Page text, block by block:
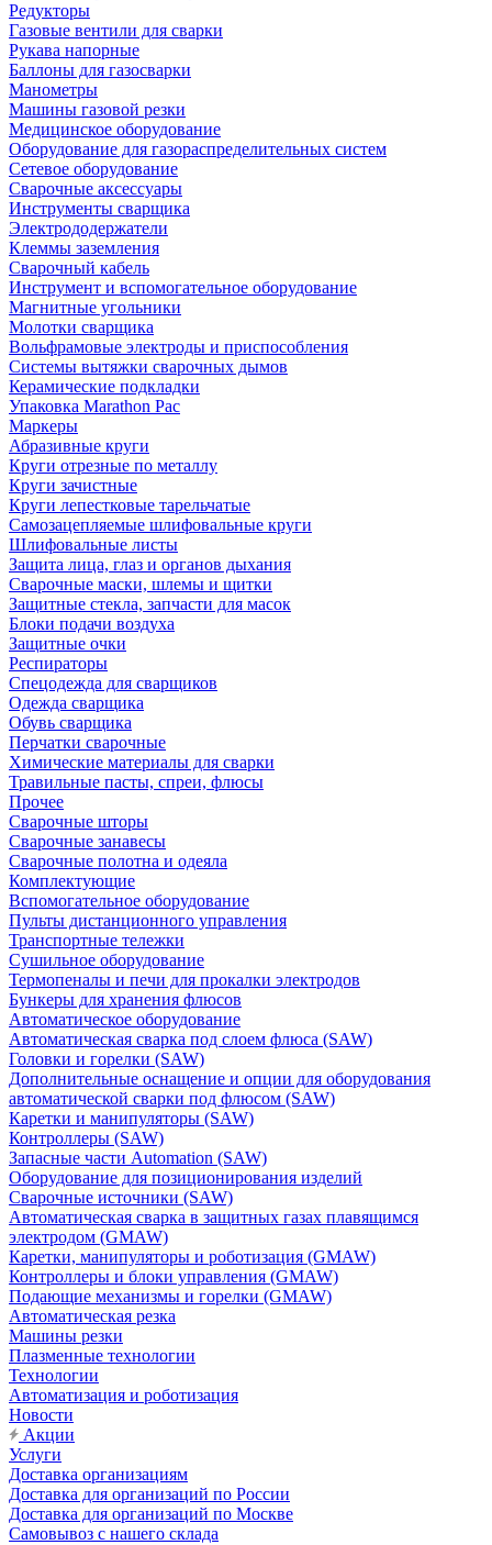
Редукторы
Газовые вентили для сварки
Рукава напорные
Баллоны для газосварки
Манометры
Машины газовой резки
Медицинское оборудование
Оборудование для газораспределительных систем
Сетевое оборудование
Сварочные аксессуары
Инструменты сварщика
Электрододержатели
Клеммы заземления
Сварочный кабель
Инструмент и вспомогательное оборудование
Магнитные угольники
Молотки сварщика
Вольфрамовые электроды и приспособления
Системы вытяжки сварочных дымов
Керамические подкладки
Упаковка Marathon Pac
Маркеры
Абразивные круги
Круги отрезные по металлу
Круги зачистные
Круги лепестковые тарельчатые
Самозацепляемые шлифовальные круги
Шлифовальные листы
Защита лица, глаз и органов дыхания
Сварочные маски, шлемы и щитки
Защитные стекла, запчасти для масок
Блоки подачи воздуха
Защитные очки
Респираторы
Спецодежда для сварщиков
Одежда сварщика
Обувь сварщика
Перчатки сварочные
Химические материалы для сварки
Травильные пасты, спреи, флюсы
Прочее
Сварочные шторы
Сварочные занавесы
Сварочные полотна и одеяла
Комплектующие
Вспомогательное оборудование
Пульты дистанционного управления
Транспортные тележки
Сушильное оборудование
Термопеналы и печи для прокалки электродов
Бункеры для хранения флюсов
Автоматическое оборудование
Автоматическая сварка под слоем флюса (SAW)
Головки и горелки (SAW)
Дополнительные оснащение и опции для оборудования
автоматической сварки под флюсом (SAW)
Каретки и манипуляторы (SAW)
Контроллеры (SAW)
Запасные части Automation (SAW)
Оборудование для позиционирования изделий
Сварочные источники (SAW)
Автоматическая сварка в защитных газах плавящимся
электродом (GMAW)
Каретки, манипуляторы и роботизация (GMAW)
Контроллеры и блоки управления (GMAW)
Подающие механизмы и горелки (GMAW)
Автоматическая резка
Машины резки
Плазменные технологии
Технологии
Автоматизация и роботизация
Новости
Акции
Услуги
Доставка организациям
Доставка для организаций по России
Доставка для организаций по Москве
Самовывоз с нашего склада